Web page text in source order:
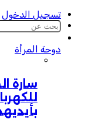
تسجيل الدخول
دوحة المرأة
سارة